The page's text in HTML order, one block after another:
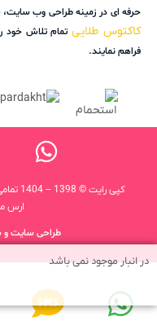
در انبار موجود نمی باشد
حرفه ای در زمینه طراحی وب سایت،
کاکتوس طلاییتمام تلاش خود
فراهم نمایند.
کپی
ارس
طراحی سایت و